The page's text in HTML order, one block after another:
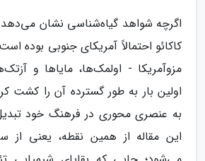
اگرچه شواهد گیاه‌شناسی نشان
کاکائو احتمالاً آمریکای جنوبی بوده
مزوآمریکا - اولمک‌ها، مایاها و
اولین بار به طور گسترده آن را کشت
به عنصری محوری در فرهنگ خود
این مقاله از همین نقطه، یعنی از